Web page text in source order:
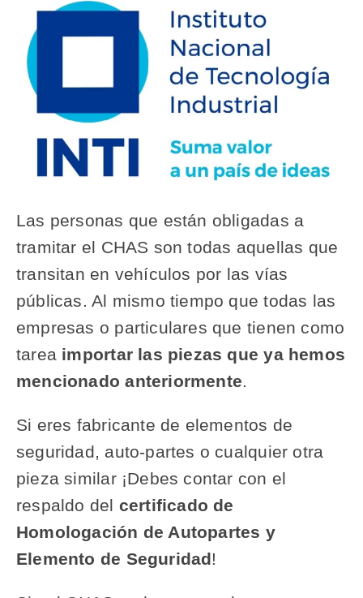
Las personas que están obligadas a
tramitar el CHAS son todas aquellas que
transitan en vehículos por las vías
públicas. Al mismo tiempo que todas las
empresas o particulares que tienen como
tarea importar las piezas que ya hemos
mencionado anteriormente
Si eres fabricante de elementos de
seguridad, auto-partes o cualquier otra
pieza similar ¡Debes contar con el
respaldo del certificado de
Homologación de Autopartes y
Elemento de Seguridad!